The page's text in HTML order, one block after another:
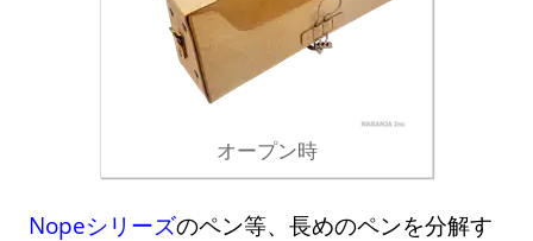
オープン時
Nopeシリーズのペン等、長めのペンを分解す